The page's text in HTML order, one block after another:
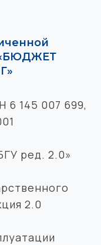
«БЮДЖЕТ
6 145 007 699,
ред. 2.0»
2.0